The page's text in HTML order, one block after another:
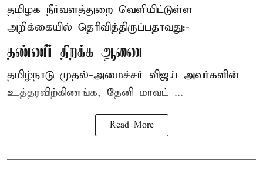
தமிழக நீர்வளத்துறை வெளியிட்டுள்ள
அறிக்கையில் தெரிவித்திருப்பதாவது:-
தண்ணீர் திறக்க ஆணை
தமிழ்நாடு முதல்-அமைச்சர் விஜய் அவர்களின்
உத்தரவிற்கிணங்க, தேனி மாவட் ...
Read More